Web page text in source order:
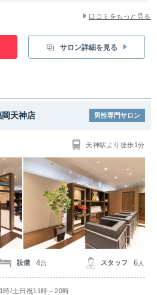
口コミをもっと見る
サロン詳細を見る
天神店 男性専門サロン
天神駅より徒歩1分
設備 4台 スタッフ 6 人
時/土日祝11時～20時